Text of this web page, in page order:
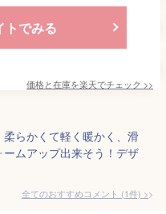
トでみる
価格と在庫を楽天でチェック >>
らかくて軽く暖かく、滑
ムアップ出来そう！デザ
全てのおすすめコメント (1件) >